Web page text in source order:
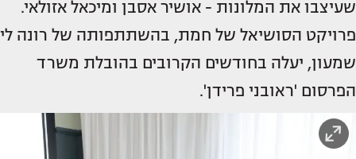
שעיצבו את המלונות - אושיר אסבן ומיכאל אזולאי.
פרויקט הסושיאל של חמת, בהשתתפותה של רונה לי
שמעון, יעלה בחודשים הקרובים בהובלת משרד
הפרסום 'ראובני פרידן'.